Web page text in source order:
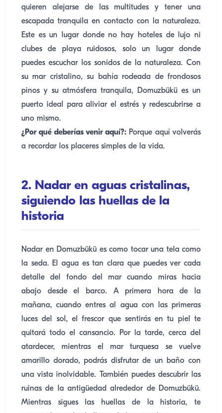
quieren alejarse de las multitudes y tener una
escapada tranquila en contacto con la naturaleza.
Este es un lugar donde no hay hoteles de lujo ni
clubes de playa ruidosos, solo un lugar donde
puedes escuchar los sonidos de la naturaleza. Con
su mar cristalino, su bahía rodeada de frondosos
pinos y su atmósfera tranquila, Domuzbükü es un
puerto ideal para aliviar el estrés y redescubrirse a
uno mismo.
¿Por qué deberías venir aquí?: Porque aquí volverás
a recordar los placeres simples de la vida.
2. Nadar en aguas cristalinas,
siguiendo las huellas de la
historia
Nadar en Domuzbükü es como tocar una tela como
la seda. El agua es tan clara que puedes ver cada
detalle del fondo del mar cuando miras hacia
abajo desde el barco. A primera hora de la
mañana, cuando entres al agua con las primeras
luces del sol, el frescor que sentirás en tu piel te
quitará todo el cansancio. Por la tarde, cerca del
atardecer, mientras el mar turquesa se vuelve
amarillo dorado, podrás disfrutar de un baño con
una vista inolvidable. También puedes descubrir las
ruinas de la antigüedad alrededor de Domuzbükü.
Mientras sigues las huellas de la historia, te